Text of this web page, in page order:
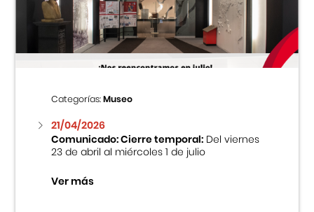
Centro Cultural Peruano Japonés
Museo de la Inmigración Japonesa
Fondo Editorial
Teatro Peruano Japonés
Categorías:Museo
21/04/2026
Comunicado: Cierre temporal:Del viernes
23 de abril al miércoles 1 de julio
Ver más